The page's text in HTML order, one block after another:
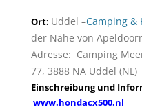
Ort: Uddel –Camping &
der Nähe von
Adresse: Camping
77, 3888 NA Uddel (NL)
Einschreibung und I
www.hondacx500.nl